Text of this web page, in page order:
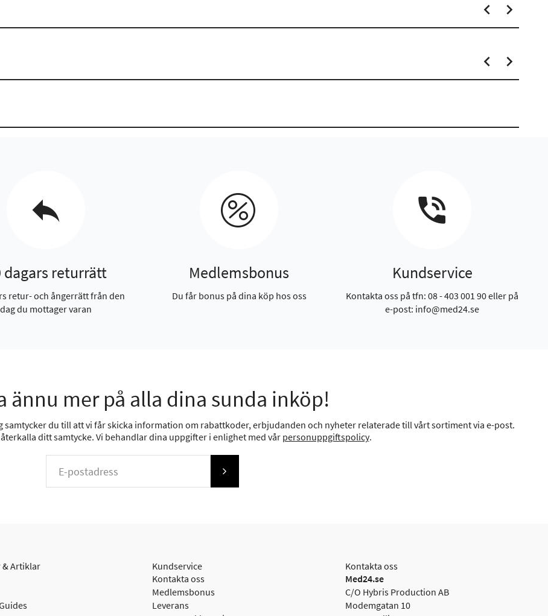
dagars returrätt
retur- och ångerrätt från den
dag du mottager varan
Medlemsbonus
Du får bonus på dina köp hos oss
Kundservice
Kontakta oss på tfn: 08 - 403 001 90 eller på
e-post: info@med24.se
ännu mer på alla dina sunda inköp!
samtycker du till att vi får skicka information om rabattkoder, erbjudanden och nyheter relaterade till vårt sortiment via e-post.
ditt samtycke. Vi behandlar dina uppgifter i enlighet med vår personuppgiftspolicy.
Artiklar
Kundservice
Kontakta oss
Medlemsbonus
Leverans
Kontakta oss
Med24.se
C/O Hybris Production AB
Modemgatan 10